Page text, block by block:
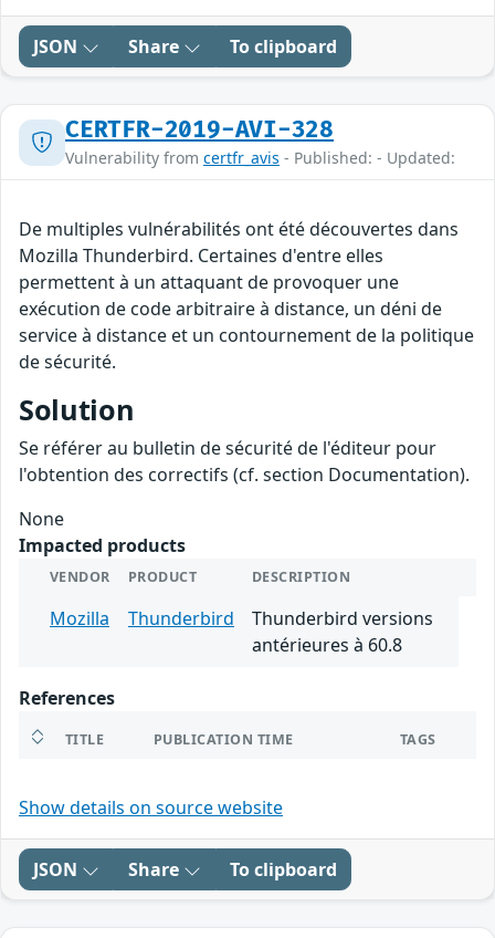
JSON Share To clipboard
CERTFR-2019-AVI-328
Vulnerability from certfr_avis - Published: - Updated:
De multiples vulnérabilités ont été découvertes dans
Mozilla Thunderbird. Certaines d'entre elles
permettent à un attaquant de provoquer une
exécution de code arbitraire à distance, un déni de
service à distance et un contournement de la politique
de sécurité.
Solution
Se référer au bulletin de sécurité de l'éditeur pour
l'obtention des correctifs (cf. section Documentation).
None
Impacted products
VENDOR PRODUCT DESCRIPTION
Mozilla Thunderbird
Thunderbird versions
antérieures à 60.8
References
TITLE PUBLICATION TIME TAGS
Show details on source website
JSON Share To clipboard